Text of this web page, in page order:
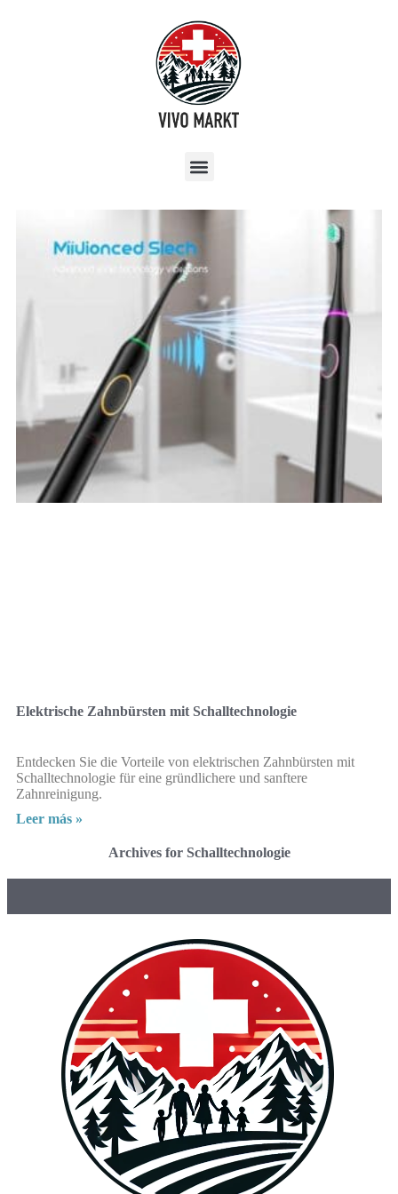
Elektrische Zahnbürsten mit Schalltechnologie
Entdecken Sie die Vorteile von elektrischen Zahnbürsten mit
Schalltechnologie für eine gründlichere und sanftere
Zahnreinigung.
Leer más »
Archives for Schalltechnologie